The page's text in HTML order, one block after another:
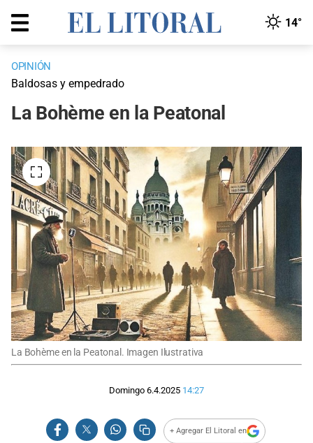
14°
OPINIÓN
Baldosas y empedrado
La Bohème en la Peatonal
La Bohème en la Peatonal. Imagen Ilustrativa
Domingo 6.4.2025 14:27
+ Agregar El Litoral en